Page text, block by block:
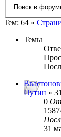
Тем: 64 »
Темы
Путин »
0
31